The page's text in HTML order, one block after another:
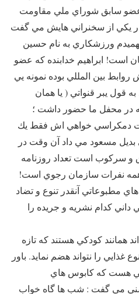
( عضو سابق شوراي ملي مقاومت
در يكي از سخنراني هايش مي گفت
ورزشكاري به نام حسين
است! ابراهيم خدابنده كه عضو
بين المللي بوده نمونه يي
يبر قنواتي ( يا همان
در محفل ما حضور داشت ؛‌
دمكراسي خواهي اش فقط يك
مسعود مي داد آن وقت در
و سركوب است تعداد روزنامه
نفرات سازمان رجوي است!‌
مطبوعاتي آنقدر تنوع و تضاد
كدام نشريه و جريده را
همانند كودكي هستند كه تازه
غذايي را نتواند هضم نمايد. باور
هست كه كابوس هاي
مي گفت : شب ها گاه خواب